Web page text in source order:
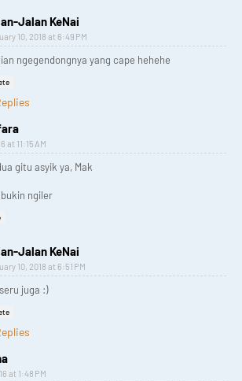
Jalan KeNai
10, 2018 at 6:49 PM
ngegendongnya yang cape hehehe
at 11:15 AM
gitu asyik ya, Mak
ngiler
Jalan KeNai
10, 2018 at 6:51 PM
juga :)
at 1:48 PM